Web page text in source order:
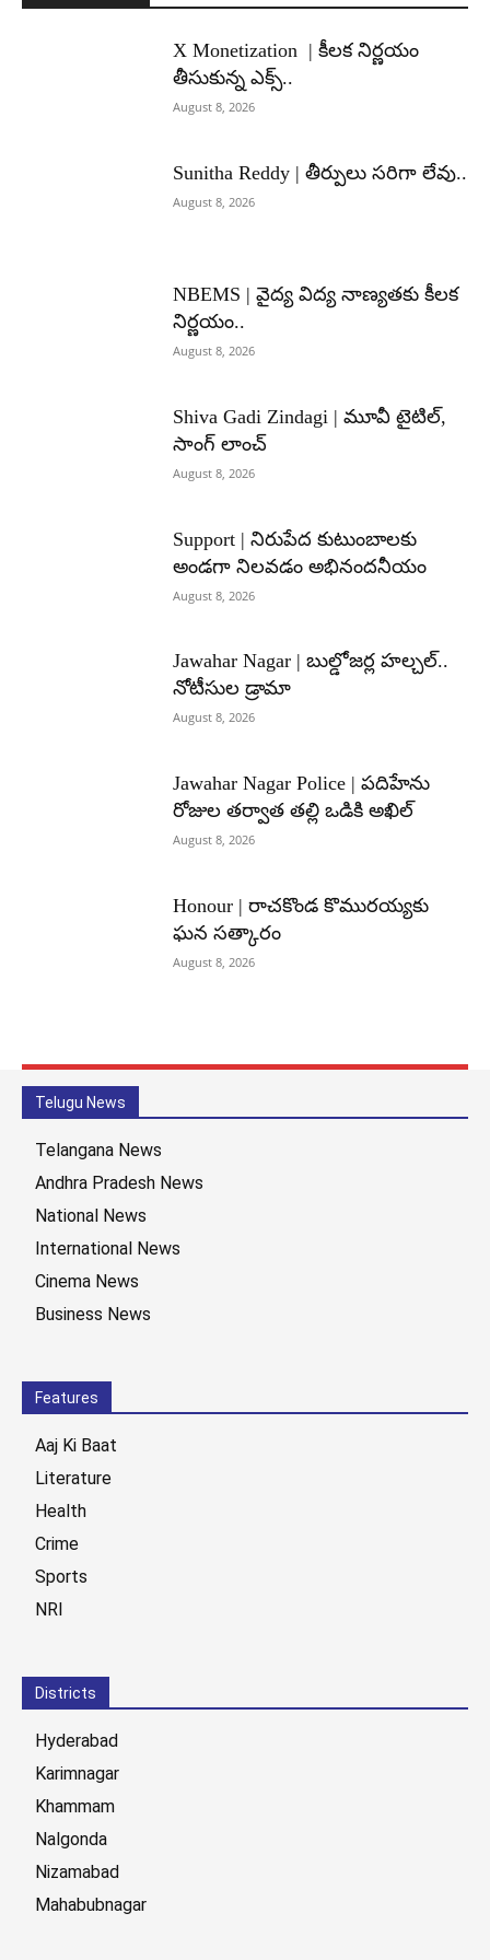
X Monetization | కీలక నిర్ణయం
తీసుకున్న ఎక్స్..
August 8, 2026
Sunitha Reddy | తీర్పులు సరిగా లేవు..
August 8, 2026
NBEMS | వైద్య విద్య నాణ్యతకు కీలక
నిర్ణయం..
August 8, 2026
Shiva Gadi Zindagi | మూవీ టైటిల్,
సాంగ్ లాంచ్
August 8, 2026
Support | నిరుపేద కుటుంబాలకు
అండగా నిలవడం అభినందనీయం
August 8, 2026
Jawahar Nagar | బుల్డోజర్ల హల్చల్..
నోటీసుల డ్రామా
August 8, 2026
Jawahar Nagar Police | పదిహేను
రోజుల తర్వాత తల్లి ఒడికి అఖిల్
August 8, 2026
Honour | రాచకొండ కొమురయ్యకు
ఘన సత్కారం
August 8, 2026
Telugu News
Telangana News
Andhra Pradesh News
National News
International News
Cinema News
Business News
Features
Aaj Ki Baat
Literature
Health
Crime
Sports
NRI
Districts
Hyderabad
Karimnagar
Khammam
Nalgonda
Nizamabad
Mahabubnagar